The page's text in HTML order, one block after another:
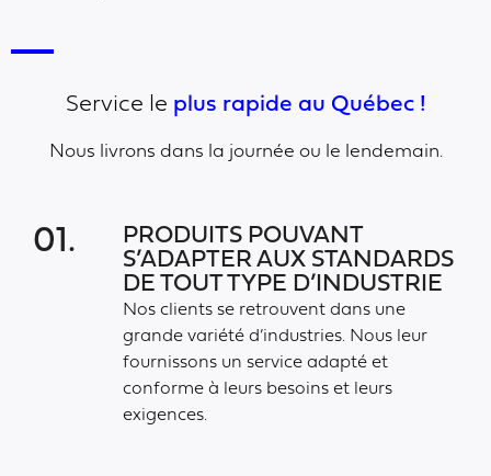
Service le plus rapide au Québec !
Nous livrons dans la journée ou le lendemain.
01.
PRODUITS POUVANT
S’ADAPTER AUX STANDARDS
DE TOUT TYPE D’INDUSTRIE
Nos clients se retrouvent dans une
grande variété d’industries. Nous leur
fournissons un service adapté et
conforme à leurs besoins et leurs
exigences.